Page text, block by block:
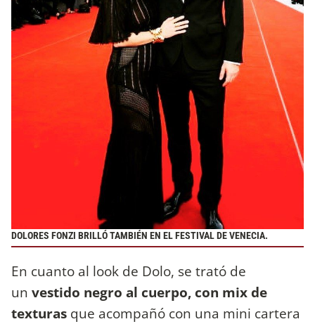
DOLORES FONZI BRILLÓ TAMBIÉN EN EL FESTIVAL DE VENECIA.
En cuanto al look de Dolo, se trató de
un vestido negro al cuerpo, con mix de
texturas que acompañó con una mini cartera